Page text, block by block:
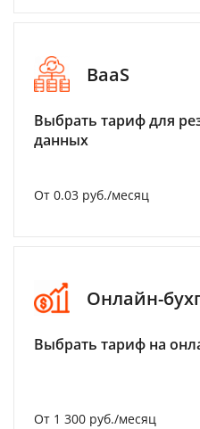
BaaS
Выбрать тариф для
данных
От 0.03 руб./месяц
Онлайн-
Выбрать тариф на
От 1 300 руб./месяц